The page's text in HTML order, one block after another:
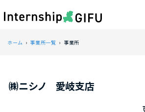
ホーム 事業所一覧 事業所
㈱ニシノ 愛岐支店